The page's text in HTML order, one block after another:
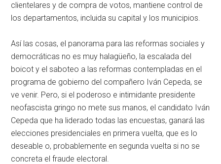
clientelares y de compra de votos, mantiene control de
los departamentos, incluida su capital y los municipios.
Así las cosas, el panorama para las reformas sociales y
democráticas no es muy halagüeño, la escalada del
boicot y el saboteo a las reformas contempladas en el
programa de gobierno del compañero Iván Cepeda, se
ve venir. Pero, si el poderoso e intimidante presidente
neofascista gringo no mete sus manos, el candidato Iván
Cepeda que ha liderado todas las encuestas, ganará las
elecciones presidenciales en primera vuelta, que es lo
deseable o, probablemente en segunda vuelta si no se
concreta el fraude electoral.